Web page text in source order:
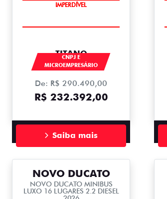
IMPERDÍVEL
TITANO
CNPJ E
MICROEMPRESÁRIO
De: R$ 290.490,00
R$ 232.392,00
Saiba mais
NOVO DUCATO
NOVO DUCATO MINIBUS
LUXO 16 LUGARES 2.2 DIESEL